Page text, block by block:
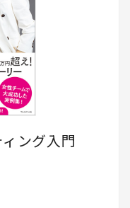
ング入門